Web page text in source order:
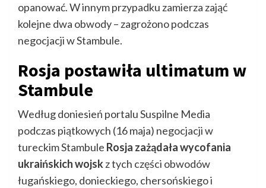
opanować. W innym przypadku zamierza zająć
kolejne dwa obwody – zagrożono podczas
negocjacji w Stambule.
Rosja postawiła ultimatum w
Stambule
Według doniesień portalu Suspilne Media
podczas piątkowych (16 maja) negocjacji w
tureckim Stambule Rosja zażądała wycofania
ukraińskich wojskz tych części obwodów
ługańskiego, donieckiego, chersońskiego i